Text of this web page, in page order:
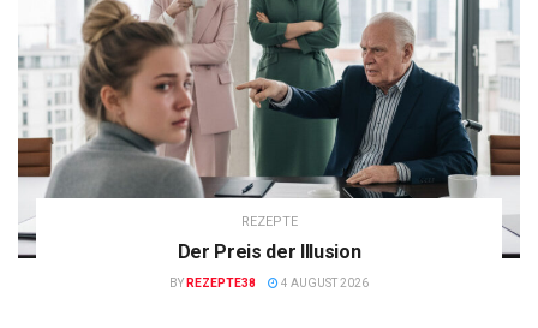
REZEPTE
Der Preis der Illusion
BY REZEPTE38 4 AUGUST 2026